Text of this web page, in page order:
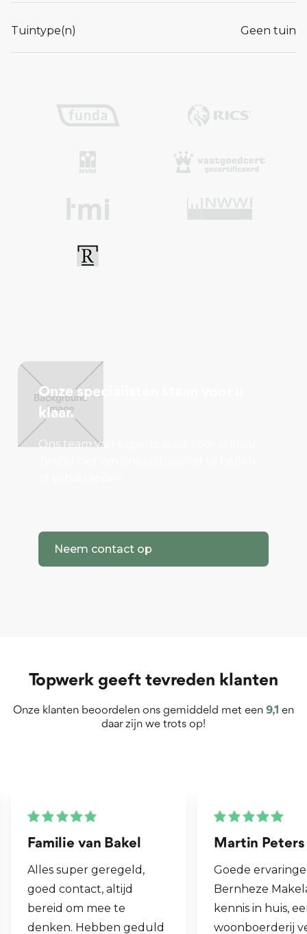
Tuintype(n) Geen tuin
Onze specialisten staan voor u
klaar.
Ons team van experts staat voor u klaar.
Neem contact op
Topwerk geeft tevreden klanten
Onze klanten beoordelen ons gemiddeld met een 9,1 en
daar zijn we trots op!
Martin Peters
Goede ervaringen met
Bernheze Makelaars, veel
kennis in huis, eens onze
woonboerderij verkocht
Henk van
Fijne makelaar.
al mijn 2e
hen laten
ook een